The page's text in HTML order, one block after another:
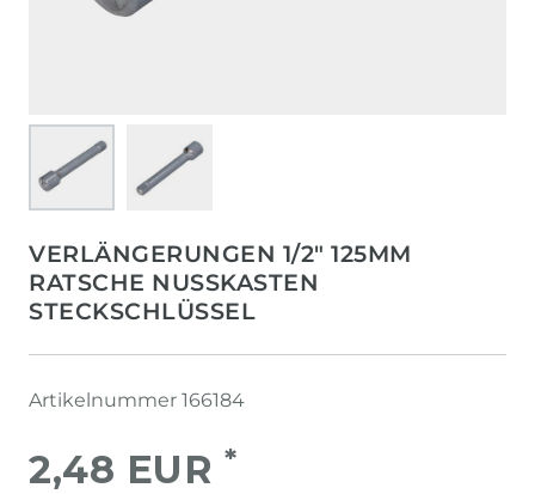
VERLÄNGERUNGEN 1/2" 125MM
RATSCHE NUSSKASTEN
STECKSCHLÜSSEL
Artikelnummer 166184
2,48 EUR *